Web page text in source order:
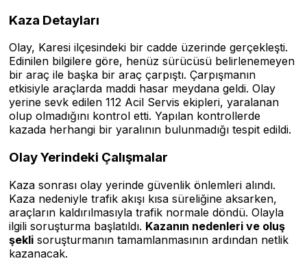
Kaza Detayları
Olay, Karesi ilçesindeki bir cadde üzerinde gerçekleşti.
Edinilen bilgilere göre, henüz sürücüsü belirlenemeyen
bir araç ile başka bir araç çarpıştı. Çarpışmanın
etkisiyle araçlarda maddi hasar meydana geldi. Olay
yerine sevk edilen 112 Acil Servis ekipleri, yaralanan
olup olmadığını kontrol etti. Yapılan kontrollerde
kazada herhangi bir yaralının bulunmadığı tespit edildi.
Olay Yerindeki Çalışmalar
Kaza sonrası olay yerinde güvenlik önlemleri alındı.
Kaza nedeniyle trafik akışı kısa süreliğine aksarken,
araçların kaldırılmasıyla trafik normale döndü. Olayla
ilgili soruşturma başlatıldı. Kazanın nedenleri ve oluş
şekli soruşturmanın tamamlanmasının ardından netlik
kazanacak.